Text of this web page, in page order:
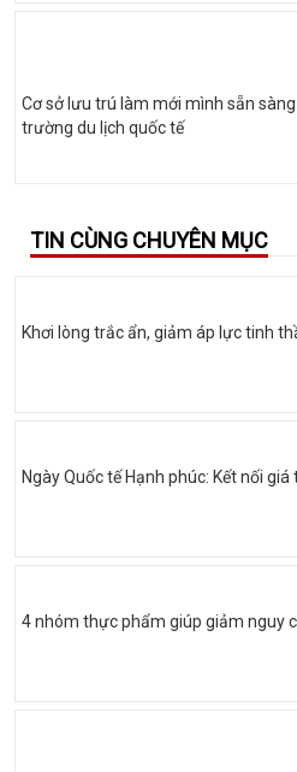
Cơ sở lưu trú làm mới mình sẵn
trường du lịch quốc tế
TIN CÙNG CHUYÊN MỤC
Khơi lòng trắc ẩn, giảm áp lực tinh
Ngày Quốc tế Hạnh phúc: Kết nối
4 nhóm thực phẩm giúp giảm nguy